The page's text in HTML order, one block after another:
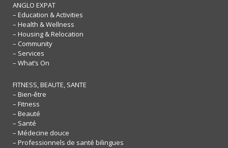
ANGLO EXPAT
– Education & Activities
– Health & Wellness
– Housing & Relocation
– Community
– Services
– What’s On
FITNESS, BEAUTE, SANTE
– Bien-être
– Fitness
– Beauté
– Santé
– Médecine douce
– Professionnels de santé bilingues